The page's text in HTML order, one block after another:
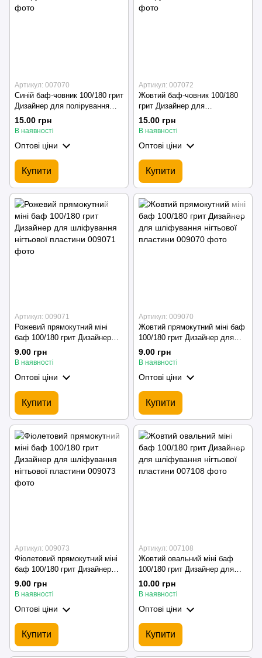
Артикул: 007070
Синій баф-човник 100/180 грит
Дизайнер для полірування
нігтів
15.00 грн
В наявності
Оптові ціни
Купити
Артикул: 007072
Жовтий баф-човник 100/180
грит Дизайнер для
полірування нігтів
15.00 грн
В наявності
Оптові ціни
Купити
Артикул: 009071
Рожевий прямокутний міні
баф 100/180 грит Дизайнер
для шліфування нігтьової
пластини
9.00 грн
В наявності
Оптові ціни
Купити
Артикул: 009070
Жовтий прямокутний міні баф
100/180 грит Дизайнер для
шліфування нігтьової
пластини
9.00 грн
В наявності
Оптові ціни
Купити
Артикул: 009073
Фіолетовий прямокутний міні
баф 100/180 грит Дизайнер
для шліфування нігтьової
пластини
9.00 грн
В наявності
Оптові ціни
Купити
Артикул: 007108
Жовтий овальний міні баф
100/180 грит Дизайнер для
шліфування нігтьової
пластини
10.00 грн
В наявності
Оптові ціни
Купити